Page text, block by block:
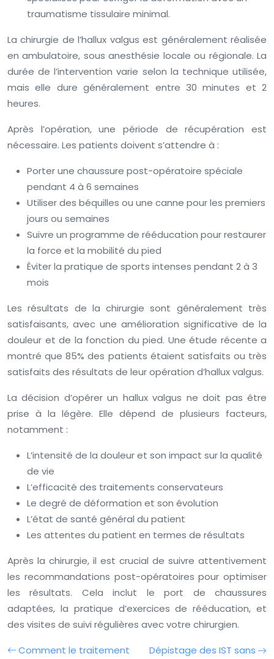
traumatisme tissulaire minimal.
La chirurgie de l’hallux valgus est généralement réalisée
en ambulatoire, sous anesthésie locale ou régionale. La
durée de l’intervention varie selon la technique utilisée,
mais elle dure généralement entre 30 minutes et 2
heures.
Après l’opération, une période de récupération est
nécessaire. Les patients doivent s’attendre à :
Porter une chaussure post-opératoire spéciale
pendant 4 à 6 semaines
Utiliser des béquilles ou une canne pour les premiers
jours ou semaines
Suivre un programme de rééducation pour restaurer
la force et la mobilité du pied
Éviter la pratique de sports intenses pendant 2 à 3
mois
Les résultats de la chirurgie sont généralement très
satisfaisants, avec une amélioration significative de la
douleur et de la fonction du pied. Une étude récente a
montré que 85% des patients étaient satisfaits ou très
satisfaits des résultats de leur opération d’hallux valgus.
La décision d’opérer un hallux valgus ne doit pas être
prise à la légère. Elle dépend de plusieurs facteurs,
notamment :
L’intensité de la douleur et son impact sur la qualité
de vie
L’efficacité des traitements conservateurs
Le degré de déformation et son évolution
L’état de santé général du patient
Les attentes du patient en termes de résultats
Après la chirurgie, il est crucial de suivre attentivement
les recommandations post-opératoires pour optimiser
les résultats. Cela inclut le port de chaussures
adaptées, la pratique d’exercices de rééducation, et
des visites de suivi régulières avec votre chirurgien.
Comment le traitement
Dépistage des IST sans